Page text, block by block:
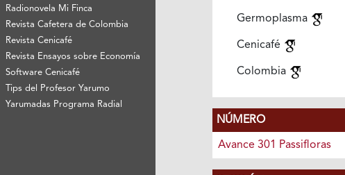
Radionovela Mi Finca
Revista Cafetera de Colombia
Revista Cenicafé
Revista Ensayos sobre Economía
Software Cenicafé
Tips del Profesor Yarumo
Yarumadas Programa Radial
Germoplasma
Cenicafé
Colombia
NÚMERO
Avance 301 Passifloras